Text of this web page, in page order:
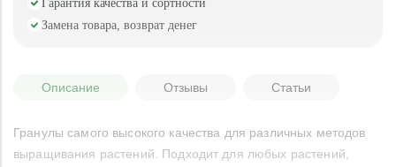
Гарантия качества и сортности
Замена товара, возврат денег
Описание Отзывы Статьи
Гранулы самого высокого качества для различных методов
выращивания растений. Подходит для любых растений,